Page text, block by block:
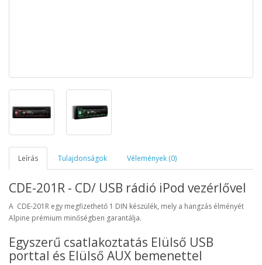
Leírás Tulajdonságok Vélemények (0)
CDE-201R - CD/ USB rádió iPod vezérlővel
A CDE-201R egy megfizethető 1 DIN készülék, mely a hangzás élményét
Alpine prémium minőségben garantálja.
Egyszerű csatlakoztatás Elülső USB
porttal és Elülső AUX bemenettel